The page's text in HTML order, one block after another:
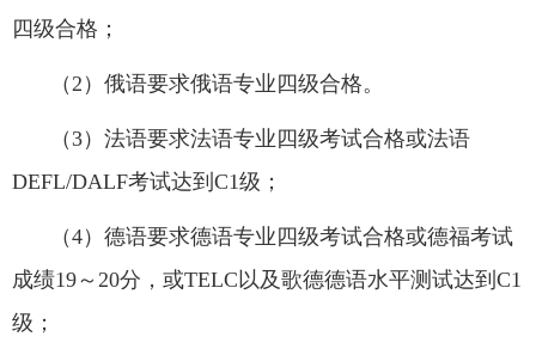
四级合格；
（2 ）俄语要求俄语专业四级合格。
（3）法语要求法语专业四级考试合格或法语
DEFL/DALF考试达到 C1级；
（4）德语要求德语专业四级考试合格或德福考试
成绩19～ 20分，或TELC 以及歌德德语水平测试达到 C1
级；